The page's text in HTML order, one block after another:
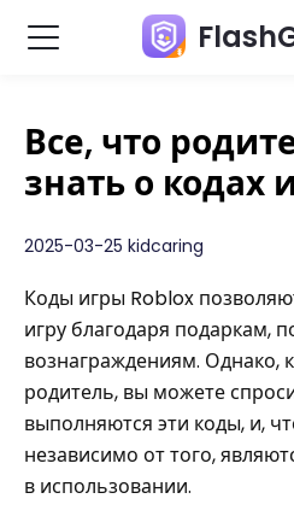
Все, что
знать о кодах
2025-03-25 kidcaring
Коды игры Roblox
игру благодаря подаркам,
вознаграждениям. Однако,
родитель, вы можете
выполняются эти коды, и,
независимо от того,
в использовании.